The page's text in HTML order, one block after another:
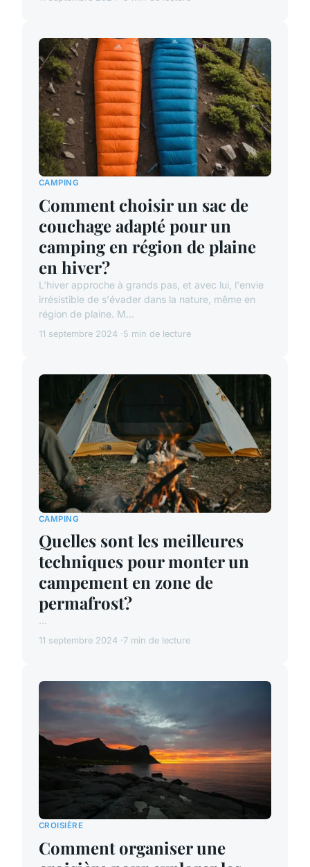
CAMPING
Comment choisir un sac de
couchage adapté pour un
camping en région de plaine
en hiver?
L'hiver approche à grands pas, et avec lui, l'envie
irrésistible de s'évader dans la nature, même en
région de plaine. M...
11 septembre 2024 5 min de lecture
CAMPING
Quelles sont les meilleures
techniques pour monter un
campement en zone de
permafrost?
...
11 septembre 2024 7 min de lecture
CROISIÈRE
Comment organiser une